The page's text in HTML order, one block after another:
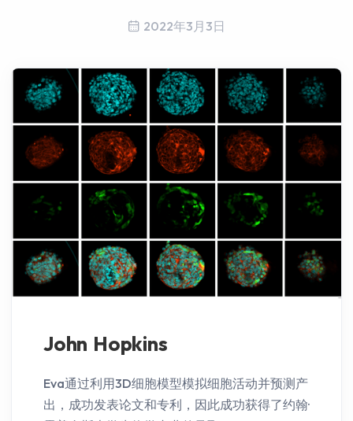
2022年3月3日
John Hopkins
Eva通过利用3D细胞模型模拟细胞活动并预测产
出，成功发表论文和专利，因此成功获得了约翰·